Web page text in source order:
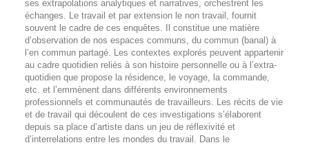
ses extrapolations analytiques et narratives, orchestrent les
échanges. Le travail et par extension le non travail, fournit
souvent le cadre de ces enquêtes. Il constitue une matière
d’observation de nos espaces communs, du commun (banal) à
l’en commun partagé. Les contextes explorés peuvent appartenir
au cadre quotidien reliés à son histoire personnelle ou à l’extra-
quotidien que propose la résidence, le voyage, la commande,
etc. et l’emmènent dans différents environnements
professionnels et communautés de travailleurs. Les récits de vie
et de travail qui découlent de ces investigations s’élaborent
depuis sa place d’artiste dans un jeu de réflexivité et
d’interrelations entre les mondes du travail. Dans le